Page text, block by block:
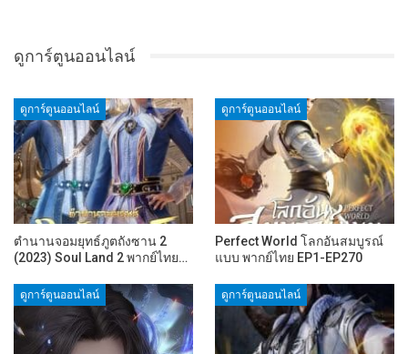
ดูการ์ตูนออนไลน์
ดูการ์ตูนออนไลน์
ตำนานจอมยุทธ์ภูตถังซาน 2
(2023) Soul Land 2 พากย์ไทย…
ดูการ์ตูนออนไลน์
Perfect World โลกอันสมบูรณ์
แบบ พากย์ไทย EP1-EP270
ดูการ์ตูนออนไลน์ ดูการ์ตูนออนไลน์